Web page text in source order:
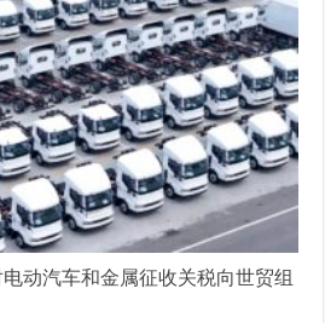
动汽车和金属征收关税向世贸组